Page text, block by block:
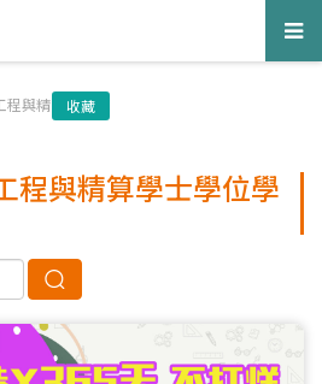
程與精
收藏
程與精算學士學位學